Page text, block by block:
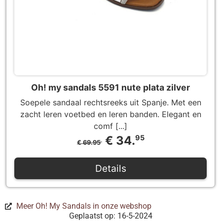
Oh! my sandals 5591 nute plata zilver
Soepele sandaal rechtsreeks uit Spanje. Met een
zacht leren voetbed en leren banden. Elegant en
comf [...]
€ 69.95€ 34.95
Details
Meer Oh! My Sandals in onze webshop
Geplaatst op: 16-5-2024